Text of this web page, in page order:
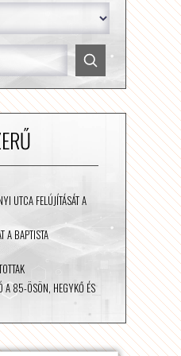
UTCA FELÚJÍTÁSÁT A
A BAPTISTA
A 85-ÖSÖN, HEGYKŐ ÉS